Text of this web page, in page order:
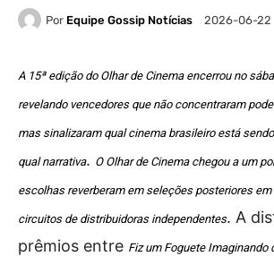
Por Equipe Gossip Notícias 2026-06-22
A 15ª edição do Olhar de Cinema encerrou no
revelando vencedores que não concentraram
mas sinalizaram qual cinema brasileiro está
qual narrativa. O Olhar de Cinema chegou a um
escolhas reverberam em seleções posteriores em
circuitos de distribuidoras independentes. A
prêmios entre Fiz um Foguete Imaginando